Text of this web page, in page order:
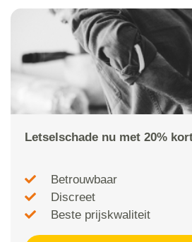
Letselschade nu met 20%
Betrouwbaar
Discreet
Beste prijskwaliteit